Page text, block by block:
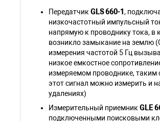
ПередатчикGLS 660-1 ,
низкочастотный импульсный
напрямую к проводнику тока, в
возникло замыкание на землю
измерения частотой 5 Гц
низкое емкостное
измеряемом проводнике, таким
этот сигнал можно измерить и
удалениях)
Измерительный приемникGLE
подключенными поисковыми